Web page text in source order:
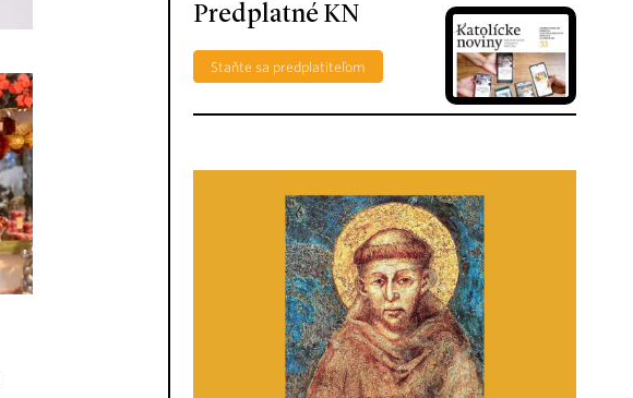
Predplatné KN
Staňte sa predplatiteľom